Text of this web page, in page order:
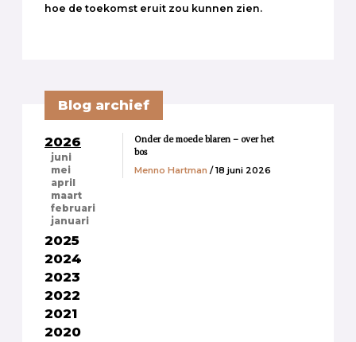
hoe de toekomst eruit zou kunnen zien.
Blog archief
2026
juni
mei
april
maart
februari
januari
2025
2024
2023
2022
2021
2020
Onder de moede blaren – over het
bos
Menno Hartman / 18 juni 2026